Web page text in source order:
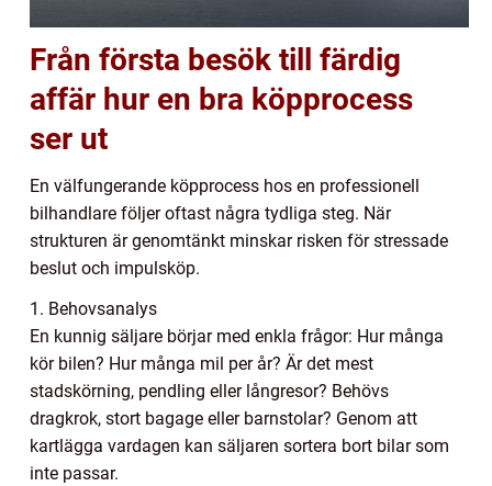
Från första besök till färdig
affär hur en bra köpprocess
ser ut
En välfungerande köpprocess hos en professionell
bilhandlare följer oftast några tydliga steg. När
strukturen är genomtänkt minskar risken för stressade
beslut och impulsköp.
1. Behovsanalys
En kunnig säljare börjar med enkla frågor: Hur många
kör bilen? Hur många mil per år? Är det mest
stadskörning, pendling eller långresor? Behövs
dragkrok, stort bagage eller barnstolar? Genom att
kartlägga vardagen kan säljaren sortera bort bilar som
inte passar.